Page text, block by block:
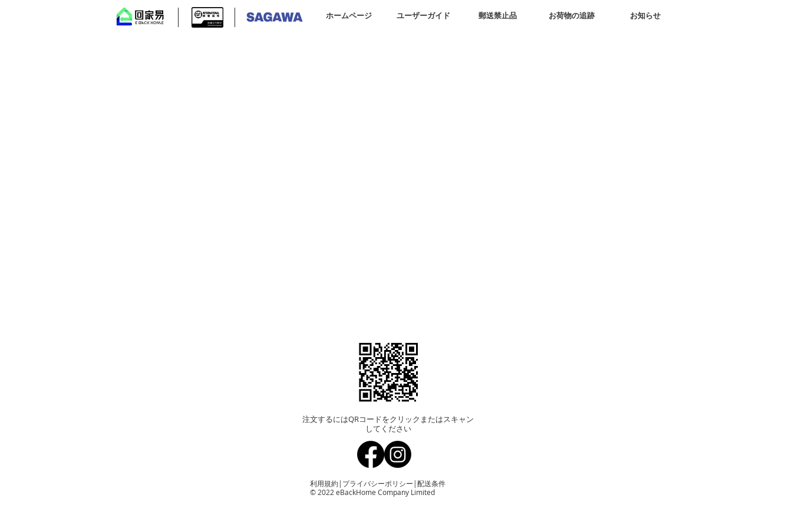
ホームページ ユーザーガイド 郵送禁止品 お荷物の追跡 お知らせ
注文するにはQRコードをクリックまたはスキャン
してください
利用規約| プライバシーポリシー |配送条件
© 2022 eBackHome Company Limited